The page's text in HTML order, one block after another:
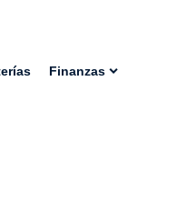
Finanzas